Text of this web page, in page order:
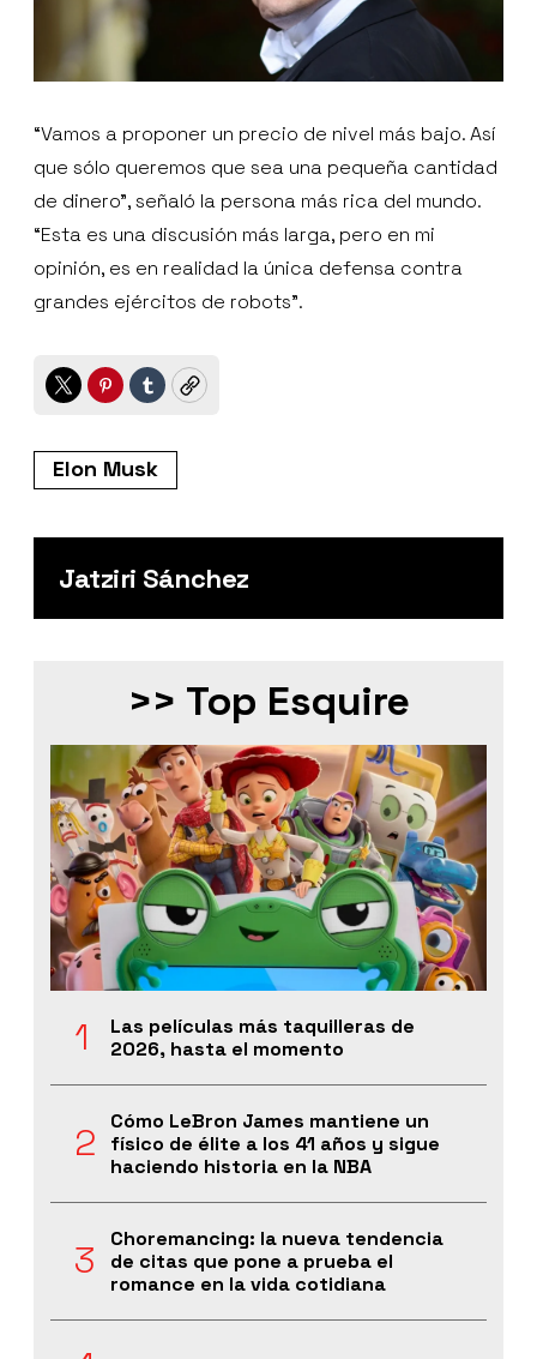
“Vamos a proponer un precio de nivel más bajo. Así
que sólo queremos que sea una pequeña cantidad
de dinero”, señaló la persona más rica del mundo.
“Esta es una discusión más larga, pero en mi
opinión, es en realidad la única defensa contra
grandes ejércitos de robots”.
TwitterPinterest
TumblrCopy
Elon Musk
Jatziri Sánchez
>> Top Esquire
Las películas más taquilleras de
2026, hasta el momento
Cómo LeBron James mantiene un
físico de élite a los 41 años y sigue
haciendo historia en la NBA
Choremancing: la nueva tendencia
de citas que pone a prueba el
romance en la vida cotidiana